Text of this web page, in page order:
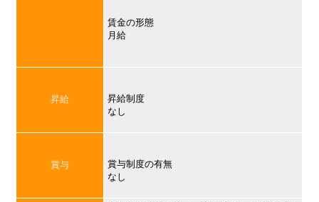
賃金の形態
月給
昇給
昇給制度
なし
賞与
賞与制度の有無
なし